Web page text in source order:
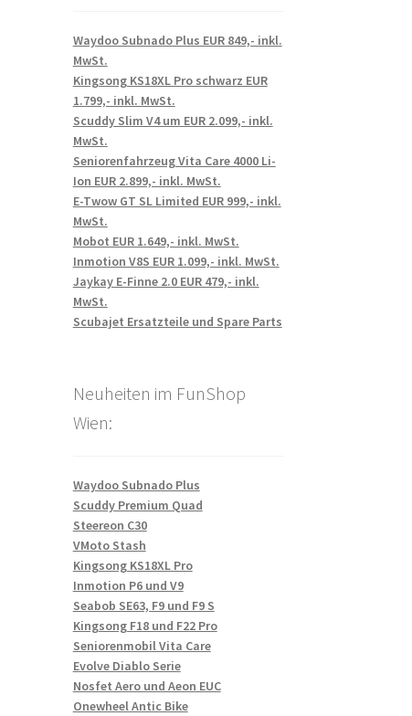
Waydoo Subnado Plus EUR 849,- inkl.
MwSt.
Kingsong KS18XL Pro schwarz EUR
1.799,- inkl. MwSt.
Scuddy Slim V4 um EUR 2.099,- inkl.
MwSt.
Seniorenfahrzeug Vita Care 4000 Li-
Ion EUR 2.899,- inkl. MwSt.
E-Twow GT SL Limited EUR 999,- inkl.
MwSt.
Mobot EUR 1.649,- inkl. MwSt.
Inmotion V8S EUR 1.099,- inkl. MwSt.
Jaykay E-Finne 2.0 EUR 479,- inkl.
MwSt.
Scubajet Ersatzteile und Spare Parts
Neuheiten im FunShop
Wien:
Waydoo Subnado Plus
Scuddy Premium Quad
Steereon C30
VMoto Stash
Kingsong KS18XL Pro
Inmotion P6 und V9
Seabob SE63, F9 und F9 S
Kingsong F18 und F22 Pro
Seniorenmobil Vita Care
Evolve Diablo Serie
Nosfet Aero und Aeon EUC
Onewheel Antic Bike